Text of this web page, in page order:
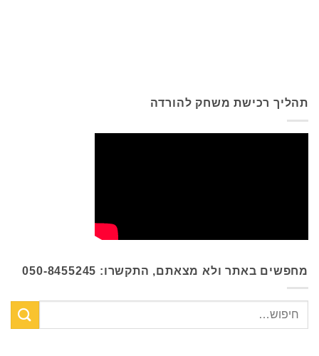
תהליך רכישת משחק להורדה
מחפשים באתר ולא מצאתם, התקשרו: 050-8455245